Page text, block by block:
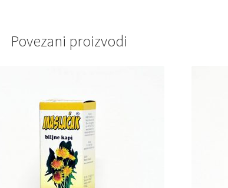
Povezani proizvodi